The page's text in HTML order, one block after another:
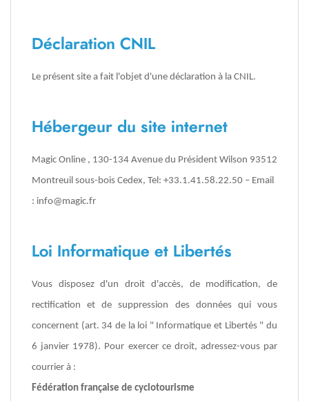
Déclaration CNIL
Le présent site a fait l'objet d'une déclaration à la CNIL.
Hébergeur du site internet
Magic Online , 130-134 Avenue du Président Wilson 93512
Montreuil sous-bois Cedex, Tel: +33.1.41.58.22.50 – Email
: info@magic.fr
Loi Informatique et Libertés
Vous disposez d'un droit d'accès, de modification, de
rectification et de suppression des données qui vous
concernent (art. 34 de la loi " Informatique et Libertés " du
6 janvier 1978). Pour exercer ce droit, adressez-vous par
courrier à :
Fédération française de cyclotourisme